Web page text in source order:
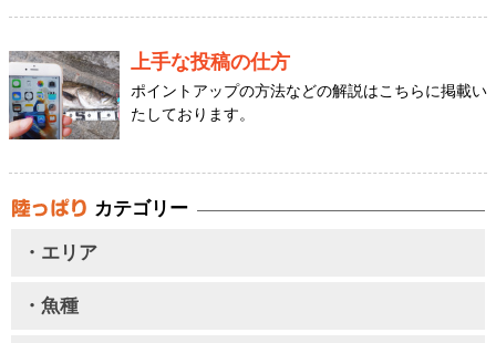
上手な投稿の仕方
ポイントアップの方法などの解説はこちらに掲載い
たしております。
カテゴリー
・エリア
・魚種